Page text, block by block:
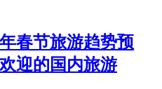
春节旅游趋势预
迎的国内旅游